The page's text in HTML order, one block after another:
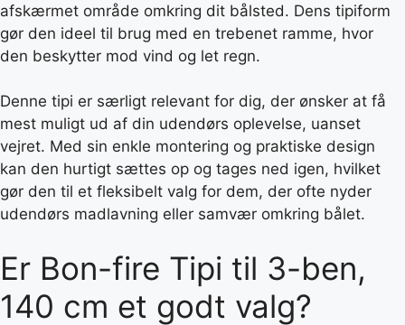
afskærmet område omkring dit bålsted. Dens tipiform
gør den ideel til brug med en trebenet ramme, hvor
den beskytter mod vind og let regn.
Denne tipi er særligt relevant for dig, der ønsker at få
mest muligt ud af din udendørs oplevelse, uanset
vejret. Med sin enkle montering og praktiske design
kan den hurtigt sættes op og tages ned igen, hvilket
gør den til et fleksibelt valg for dem, der ofte nyder
udendørs madlavning eller samvær omkring bålet.
Er Bon-fire Tipi til 3-ben,
140 cm et godt valg?